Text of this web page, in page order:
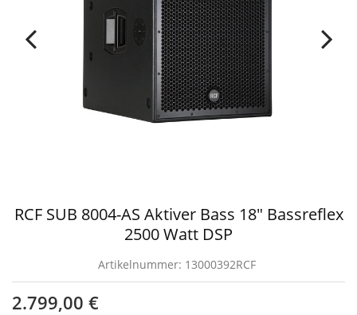
RCF SUB 8004-AS Aktiver Bass 18" Bassreflex
2500 Watt DSP
Artikelnummer: 13000392RCF
2.799,00 €